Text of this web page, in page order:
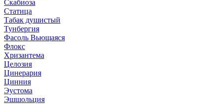
Скабиоза
Статица
Табак душистый
Тунбергия
Фасоль Вьющаяся
Флокс
Хризантема
Целозия
Цинерария
Цинния
Эустома
Эшшольция